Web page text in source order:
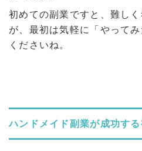
初めての副業ですと、難し
が、最初は気軽に「やって
くださいね。
ハンドメイド副業が成功す